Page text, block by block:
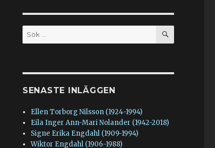
Sök
efter:
SÖK
SENASTE INLÄGGEN
Ellen Torborg Nilsson (1924-1994)
Eila Inger Ann-Mari Nolander (1942-2018)
Signe Erika Engdahl (1909-1994)
Wiktor Engdahl (1906-1988)